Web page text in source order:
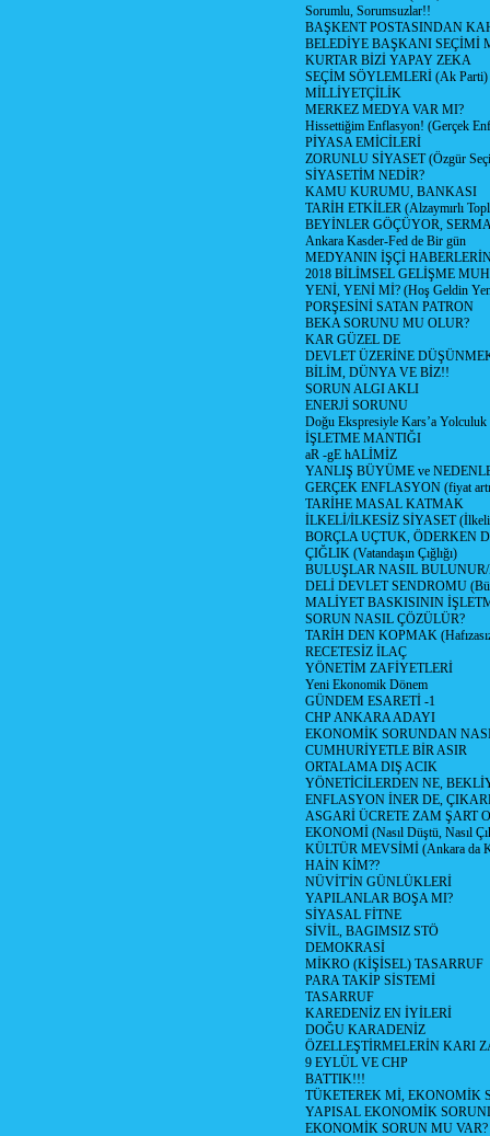
Sorumlu, Sorumsuzlar!!
BAŞKENT POSTASINDAN
BELEDİYE BAŞKANI SEÇİMİ
KURTAR BİZİ YAPAY ZEKA
SEÇİM SÖYLEMLERİ (Ak Parti)
MİLLİYETÇİLİK
MERKEZ MEDYA VAR MI?
Hissettiğim Enflasyon! (Gerçek
PİYASA EMİCİLERİ
ZORUNLU SİYASET (Özgür
SİYASETİM NEDİR?
KAMU KURUMU, BANKASI
TARİH ETKİLER (Alzaymırlı
BEYİNLER GÖÇÜYOR,
Ankara Kasder-Fed de Bir gün
MEDYANIN İŞÇİ
2018 BİLİMSEL GELİŞME
YENİ, YENİ Mİ? (Hoş Geldin
PORŞESİNİ SATAN PATRON
BEKA SORUNU MU OLUR?
KAR GÜZEL DE
DEVLET ÜZERİNE
BİLİM, DÜNYA VE BİZ!!
SORUN ALGI AKLI
ENERJİ SORUNU
Doğu Ekspresiyle Kars’a Yolculuk
İŞLETME MANTIĞI
aR -gE hALİMİZ
YANLIŞ BÜYÜME ve
GERÇEK ENFLASYON (fiyat
TARİHE MASAL KATMAK
İLKELİ/İLKESİZ SİYASET
BORÇLA UÇTUK, ÖDERKEN
ÇIĞLIK (Vatandaşın Çığlığı)
BULUŞLAR NASIL
DELİ DEVLET SENDROMU
MALİYET BASKISININ
SORUN NASIL ÇÖZÜLÜR?
TARİH DEN KOPMAK
RECETESİZ İLAÇ
YÖNETİM ZAFİYETLERİ
Yeni Ekonomik Dönem
GÜNDEM ESARETİ -1
CHP ANKARA ADAYI
EKONOMİK SORUNDAN
CUMHURİYETLE BİR ASIR
ORTALAMA DIŞ ACIK
YÖNETİCİLERDEN NE,
ENFLASYON İNER DE,
ASGARİ ÜCRETE ZAM ŞART
EKONOMİ (Nasıl Düştü, Nasıl
KÜLTÜR MEVSİMİ (Ankara da
HAİN KİM??
NÜVİT'İN GÜNLÜKLERİ
YAPILANLAR BOŞA MI?
SİYASAL FİTNE
SİVİL, BAGIMSIZ STÖ
DEMOKRASİ
MİKRO (KİŞİSEL) TASARRUF
PARA TAKİP SİSTEMİ
TASARRUF
KAREDENİZ EN İYİLERİ
DOĞU KARADENİZ
ÖZELLEŞTİRMELERİN KARI
9 EYLÜL VE CHP
BATTIK!!!
TÜKETEREK Mİ, EKONOMİK
YAPISAL EKONOMİK
EKONOMİK SORUN MU VAR?